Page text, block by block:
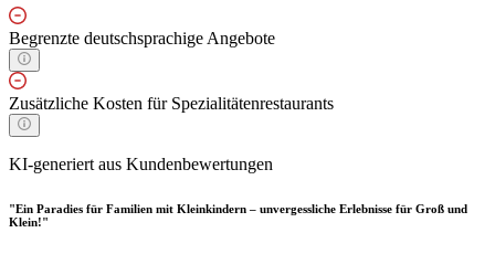
Begrenzte deutschsprachige Angebote
Zusätzliche Kosten für Spezialitätenrestaurants
KI-generiert aus Kundenbewertungen
"Ein Paradies für Familien mit Kleinkindern – unvergessliche Erlebnisse für Groß und
Klein!"